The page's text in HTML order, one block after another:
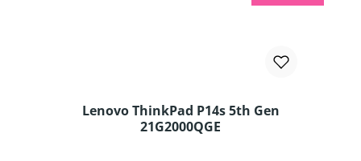
Lenovo ThinkPad P14s 5th Gen
21G2000QGE